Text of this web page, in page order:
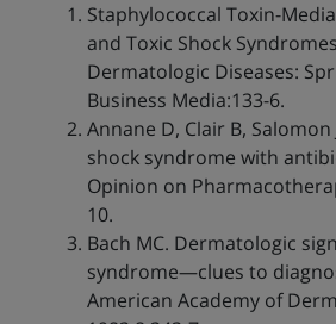
Staphylococcal Toxin-
and Toxic Shock
Dermatologic Diseases:
Business Media:133-6.
Annane D, Clair B,
shock syndrome with
Opinion on
10.
Bach MC. Dermatologic
syndrome—clues to
American Academy of